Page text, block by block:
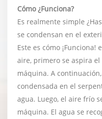
Cómo ¿Funciona?
Es realmente simple
se condensan en el
Este es cómo
aire, primero se aspira
máquina. A
condensada en el
agua. Luego, el aire frío
máquina. El agua se